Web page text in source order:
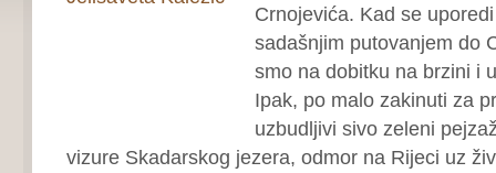
Crnojevića. Kad se
sadašnjim putovanjem do
smo na dobitku na brzini i
Ipak, po malo zakinuti za
uzbudljivi sivo zeleni
vizure Skadarskog jezera, odmor na Rijeci uz